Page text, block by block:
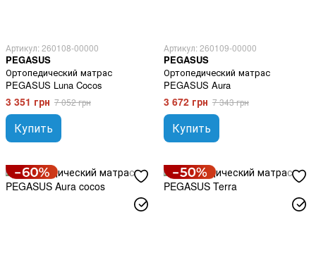
Артикул: 260108-00000
PEGASUS
Ортопедический матрас
PEGASUS Luna Cocos
3 351 грн 7 052 грн
Купить
Артикул: 260109-00000
PEGASUS
Ортопедический матрас
PEGASUS Aura
3 672 грн 7 343 грн
Купить